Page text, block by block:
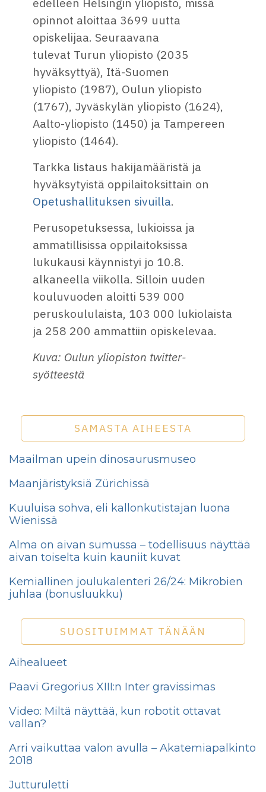
opinnot aloittaa 3699 uutta
opiskelijaa. Seuraavana
tulevat Turun yliopisto (2035
hyväksyttyä), Itä-Suomen
yliopisto (1987), Oulun yliopisto
(1767), Jyväskylän yliopisto (1624),
Aalto-yliopisto (1450) ja Tampereen
yliopisto (1464).
Tarkka listaus hakijamääristä ja
hyväksytyistä oppilaitoksittain on
Opetushallituksen sivuilla.
Perusopetuksessa, lukioissa ja
ammatillisissa oppilaitoksissa
lukukausi käynnistyi jo 10.8.
alkaneella viikolla. Silloin uuden
kouluvuoden aloitti 539 000
peruskoululaista, 103 000 lukiolaista
ja 258 200 ammattiin opiskelevaa.
Kuva: Oulun yliopiston twitter-
syötteestä
SAMASTA AIHEESTA
Maailman upein dinosaurusmuseo
Maanjäristyksiä Zürichissä
Kuuluisa sohva, eli kallonkutistajan luona
Wienissä
Alma on aivan sumussa – todellisuus näyttää
aivan toiselta kuin kauniit kuvat
Kemiallinen joulukalenteri 26/24: Mikrobien
juhlaa (bonusluukku)
SUOSITUIMMAT TÄNÄÄN
Aihealueet
Paavi Gregorius XIII:n Inter gravissimas
Video: Miltä näyttää, kun robotit ottavat
vallan?
Arri vaikuttaa valon avulla – Akatemiapalkinto
2018
Jutturuletti